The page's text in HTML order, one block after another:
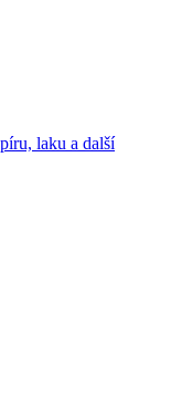
laku a další